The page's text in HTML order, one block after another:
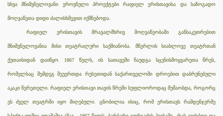
სხვა მნიშვნელოვანი ეროვნული პროექტები რაფიელ ერისთავისა და საზოგადო
მოღვაწეთა დიდი ძალისხმევით იქმნებოდა.
რაფიელ ერისთავის მრავალმხრივ მოღვაწეობაში განსაკუთრებით
მნიშვნელოვანია მისი თეატრალური საქმიანობა. მწერლის სიახლოვე თეატრთან
ქუთაისიდან დაიწყო. 1867 წელს, ის სათავეში ჩაუდგა სცენისმოყვარეთა წრეს,
რომელსაც შემდეგ შეუერთდა რუსეთიდან საქართველოში დროებით დაბრუნებული
აკაკი წერეთელი. რაფიელ ერისთავი თავის წრეში სუფლიოროდაც მუშაობდა, როგორც
ეს ძველ თეატრში იყო მიღებული. ცნობილია ისიც, რომ ერისთავს რამდენჯერმე